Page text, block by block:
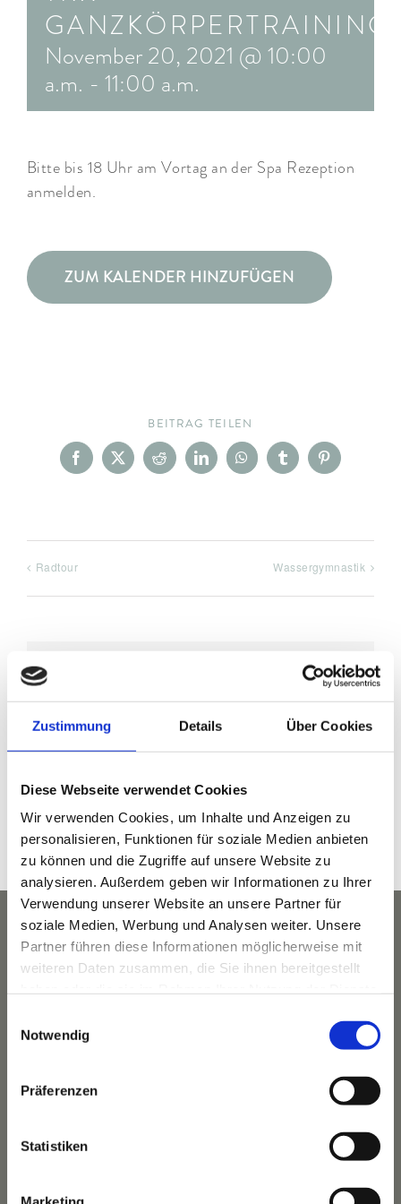
Zustimmung Details Über Cookies
Diese Webseite verwendet Cookies
Wir verwenden Cookies, um Inhalte und Anzeigen zu
personalisieren, Funktionen für soziale Medien anbieten
zu können und die Zugriffe auf unsere Website zu
analysieren. Außerdem geben wir Informationen zu Ihrer
Verwendung unserer Website an unsere Partner für
soziale Medien, Werbung und Analysen weiter. Unsere
Partner führen diese Informationen möglicherweise mit
weiteren Daten zusammen, die Sie ihnen bereitgestellt
Notwendig
Präferenzen
Statistiken
ARRANGEMENTS
WISSENSWERTES
GANZKÖRPERTRAINING
November 20, 2021 @ 10:00
a.m. - 11:00 a.m.
Bitte bis 18 Uhr am Vortag an der Spa Rezeption
anmelden.
ZUM KALENDER HINZUFÜGEN
BEITRAG TEILEN
Facebook
X RedditLinkedInWhatsAppTumblrPinterest
Radtour Wassergymnastik
Datum:
Zeit:
10:00 a.m. - 11:00 a.m.
Veranstaltungskategorie:
Fitness